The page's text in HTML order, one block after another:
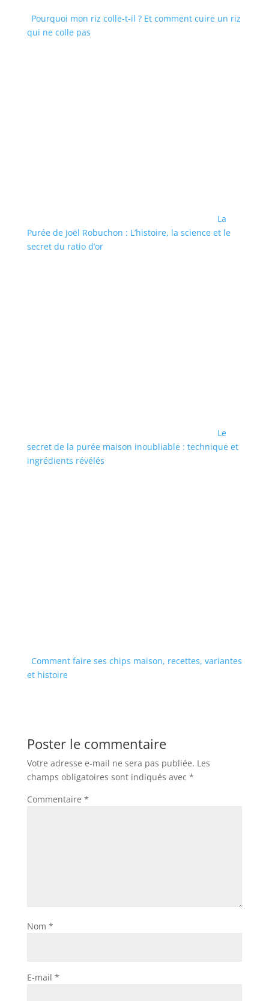
Pourquoi mon riz colle-t-il ? Et comment cuire un riz
qui ne colle pas
La
Purée de Joël Robuchon : L’histoire, la science et le
secret du ratio d’or
Le
secret de la purée maison inoubliable : technique et
ingrédients révélés
Comment faire ses chips maison, recettes, variantes
et histoire
Poster le commentaire
Votre adresse e-mail ne sera pas publiée. Les
champs obligatoires sont indiqués avec *
Commentaire *
Nom *
E-mail *